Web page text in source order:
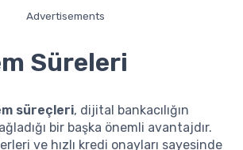
Advertisements
Süreleri
süreçleri, dijital bankacılığın
bir başka önemli avantajdır.
ve hızlı kredi onayları sayesinde